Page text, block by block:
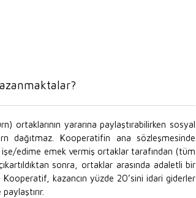
ortaklarının yararına paylaştırabilirken sosyal
dağıtmaz. Kooperatifin ana sözleşmesinde
edime emek vermiş ortaklar tarafından (tüm
sonra, ortaklar arasında adaletli bir
kazancın yüzde 20’sini idari giderler